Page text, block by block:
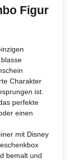
Figur
Charakter
ist.
perfekte
einen
mit Disney
bemalt und